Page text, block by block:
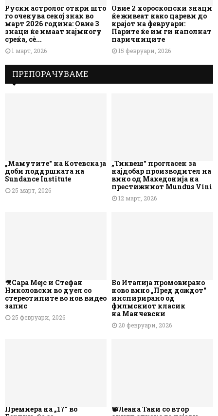
Руски астролог откри што
го очекува секој знак во
март 2026 година: Овие 3
знаци ќе имаат најмногу
среќа, сè...
1 март, 2026
Овие 2 хороскопски знаци
ќе живеат како цареви до
крајот на февруари:
Парите ќе им ги наполнат
паричниците
15 февруари, 2026
ПРЕПОРАЧУВАМЕ
„Мамутите“ на Котевска ја
доби поддршката на
Sundance Institute
25 март, 2026
„Тиквеш“ прогласен за
најдобар производител на
вино од Македонија на
престижниот Mundus Vini
12 март, 2026
🎥Сара Мејс и Стефан
Николовски во дуел со
стереотипите во нов видео
запис
25 февруари, 2026
Во Италија промовирано
ново вино „Пред дождот“
инспирирано од
филмскиот класик
на Манчевски
20 февруари, 2026
Премиера на „17“ во
📽️Леана Таќи со втор